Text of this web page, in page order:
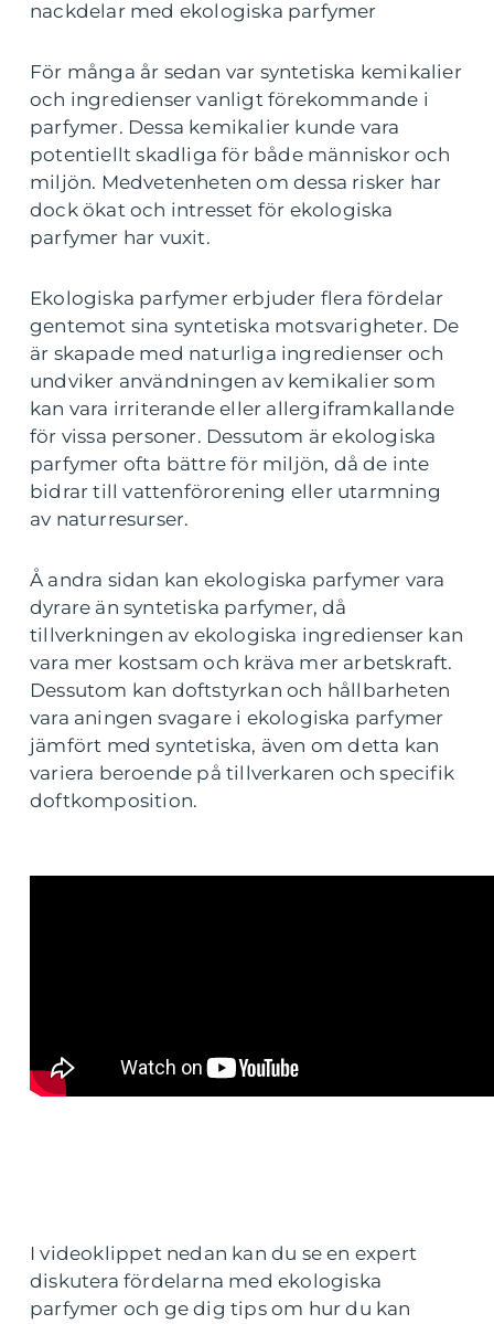
nackdelar med ekologiska parfymer
För många år sedan var syntetiska kemikalier
och ingredienser vanligt förekommande i
parfymer. Dessa kemikalier kunde vara
potentiellt skadliga för både människor och
miljön. Medvetenheten om dessa risker har
dock ökat och intresset för ekologiska
parfymer har vuxit.
Ekologiska parfymer erbjuder flera fördelar
gentemot sina syntetiska motsvarigheter. De
är skapade med naturliga ingredienser och
undviker användningen av kemikalier som
kan vara irriterande eller allergiframkallande
för vissa personer. Dessutom är ekologiska
parfymer ofta bättre för miljön, då de inte
bidrar till vattenförorening eller utarmning
av naturresurser.
Å andra sidan kan ekologiska parfymer vara
dyrare än syntetiska parfymer, då
tillverkningen av ekologiska ingredienser kan
vara mer kostsam och kräva mer arbetskraft.
Dessutom kan doftstyrkan och hållbarheten
vara aningen svagare i ekologiska parfymer
jämfört med syntetiska, även om detta kan
variera beroende på tillverkaren och specifik
doftkomposition.
I videoklippet nedan kan du se en expert
diskutera fördelarna med ekologiska
parfymer och ge dig tips om hur du kan